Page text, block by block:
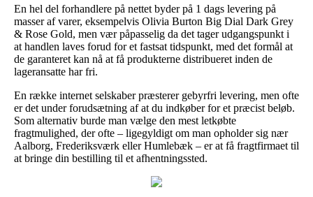
En hel del forhandlere på nettet byder på 1 dags levering på
masser af varer, eksempelvis Olivia Burton Big Dial Dark Grey
& Rose Gold, men vær påpasselig da det tager udgangspunkt i
at handlen laves forud for et fastsat tidspunkt, med det formål at
de garanteret kan nå at få produkterne distribueret inden de
lageransatte har fri.
En række internet selskaber præsterer gebyrfri levering, men ofte
er det under forudsætning af at du indkøber for et præcist beløb.
Som alternativ burde man vælge den mest letkøbte
fragtmulighed, der ofte – ligegyldigt om man opholder sig nær
Aalborg, Frederiksværk eller Humlebæk – er at få fragtfirmaet til
at bringe din bestilling til et afhentningssted.